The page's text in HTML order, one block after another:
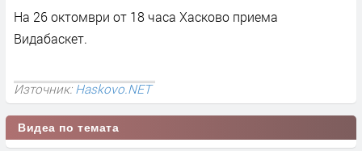
На 26 октомври от 18 часа Хасково приема
Видабаскет.
Източник:Haskovo.NET
Видеа по темата